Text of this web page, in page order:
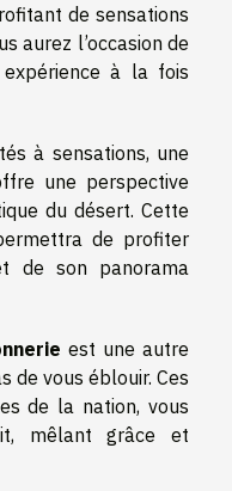
de sensations
aurez l’occasion de
à la fois
à sensations, une
une perspective
du désert. Cette
de profiter
de son panorama
est une autre
de vous éblouir. Ces
de la nation, vous
mêlant grâce et